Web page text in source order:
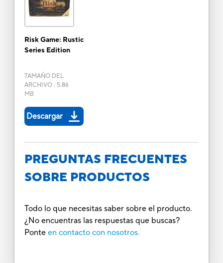
Risk Game: Rustic
Series Edition
TAMAÑO DEL
ARCHIVO: 5.86
MB
Descargar
PREGUNTAS FRECUENTES
SOBRE PRODUCTOS
Todo lo que necesitas saber sobre el producto.
¿No encuentras las respuestas que buscas?
Ponte en contacto con nosotros.